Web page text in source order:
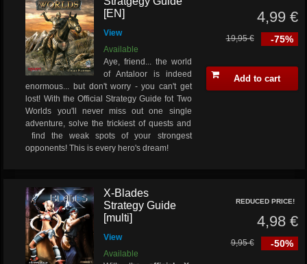
[EN]
View
Available
Aye, friend... the world
of Antaloor is indeed
enormous... but don't worry - you can't get
lost! With the Official Strategy Guide fot Two
Worlds you'll never miss out one single
adventure, solve the trickiest of quests and
find the weak spots of your strongest
opponents!This is every hero's dream!
4,99 €
-75%
19,95 €
Add to cart
X-Blades
Strategy Guide
[multi]
View
Available
REDUCED PRICE!
4,98 €
-50%
9,95 €